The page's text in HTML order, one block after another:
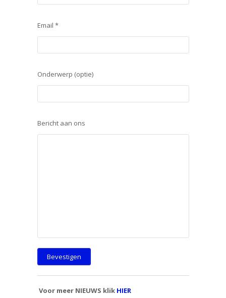
Email *
Onderwerp (optie)
Bericht aan ons
Voor meer NIEUWS klik HIER